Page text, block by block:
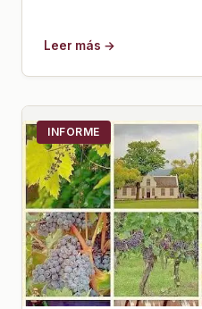
Leer más →
INFORME